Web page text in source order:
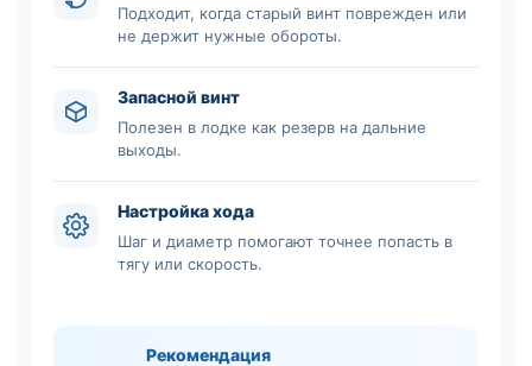
Подходит, когда старый винт поврежден или
не держит нужные обороты.
Запасной винт
Полезен в лодке как резерв на дальние
выходы.
Настройка хода
Шаг и диаметр помогают точнее попасть в
тягу или скорость.
Рекомендация